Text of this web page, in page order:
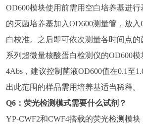
OD600模块使用前需用空白培养基进
的灭菌培养基加入OD600测量管，放入
白校准。之后即可依次测量各时间点的
系列超微量核酸蛋白检测仪的OD600模
4Abs，建议控制菌液OD600值在0.1至
出此范围的样品需用培养基适当稀释。
Q6：荧光检测模式需要什么试剂？
YP-CWF2和CWF4搭载的荧光检测模